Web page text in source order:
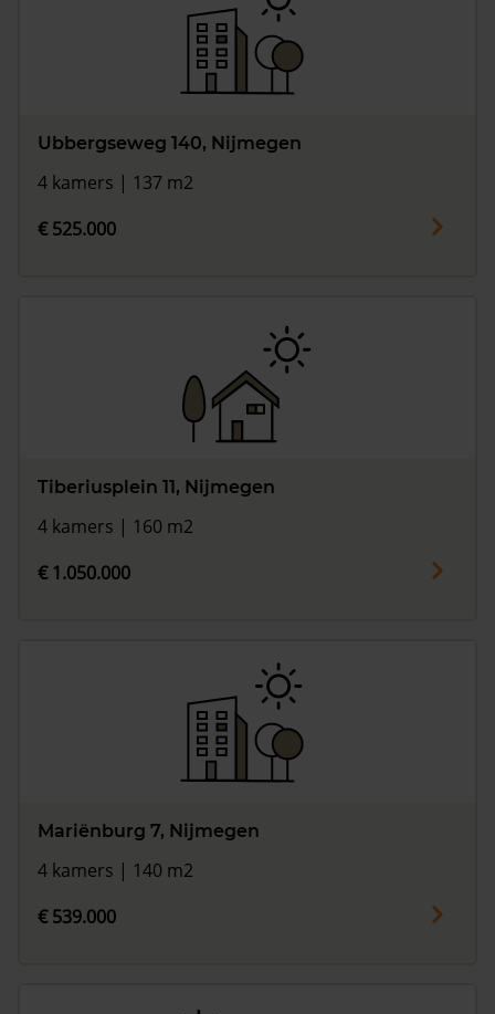
Ubbergseweg 140, Nijmegen
4 kamers | 137 m2
€ 525.000
Tiberiusplein 11, Nijmegen
4 kamers | 160 m2
€ 1.050.000
Mariënburg 7, Nijmegen
4 kamers | 140 m2
€ 539.000